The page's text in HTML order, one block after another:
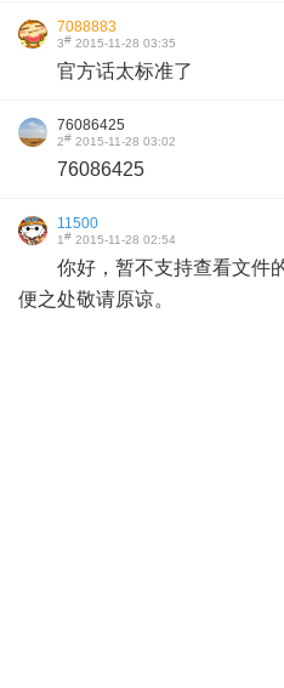
7088883
3# 2015-11-28 03:35
官方话太标准了
76086425
2# 2015-11-28 03:02
76086425
11500
1# 2015-11-28 02:54
你好，暂不支持查看文件
便之处敬请原谅。